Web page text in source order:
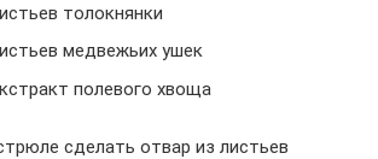
толокнянки
медвежьих ушек
полевого хвоща
сделать отвар из листьев